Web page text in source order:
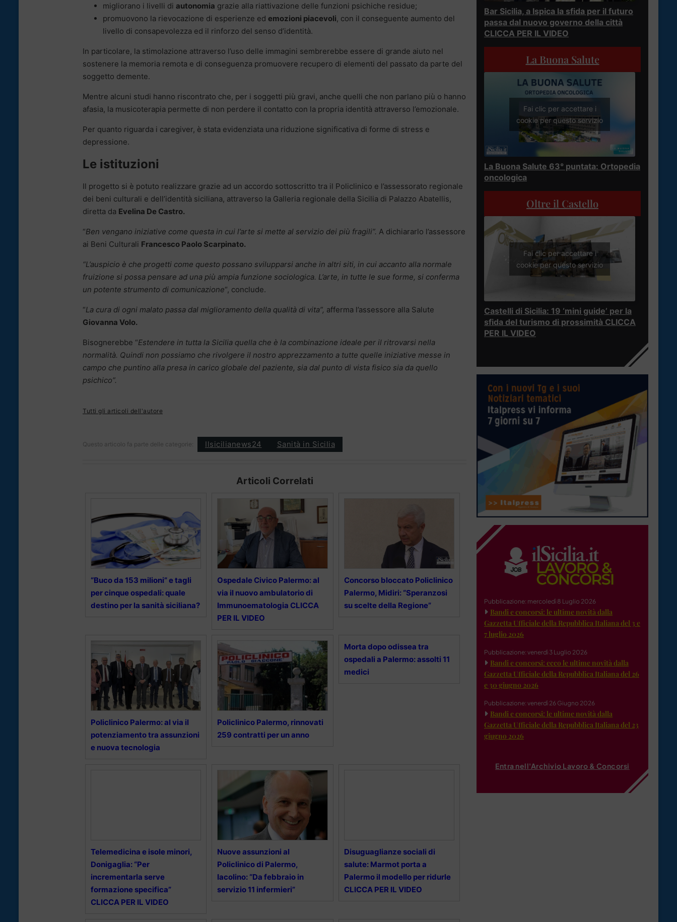
migliorano i livelli di autonomia grazie alla riattivazione delle funzioni psichiche residue;
promuovono la rievocazione di esperienze ed emozioni piacevoli, con il conseguente aumento del
livello di consapevolezza ed il rinforzo del senso d’identità.
In particolare, la stimolazione attraverso l’uso delle immagini sembrerebbe essere di grande aiuto nel
sostenere la memoria remota e di conseguenza promuovere recupero di elementi del passato da parte del
soggetto demente.
Mentre alcuni studi hanno riscontrato che, per i soggetti più gravi, anche quelli che non parlano più o hanno
afasia, la musicoterapia permette di non perdere il contatto con la propria identità attraverso l’emozionale.
Per quanto riguarda i caregiver, è stata evidenziata una riduzione significativa di forme di stress e
depressione.
Le istituzioni
Il progetto si è potuto realizzare grazie ad un accordo sottoscritto tra il Policlinico e l’assessorato regionale
dei beni culturali e dell’identità siciliana, attraverso la Galleria regionale della Sicilia di Palazzo Abatellis,
diretta da Evelina De Castro.
“Ben vengano iniziative come questa in cui l’arte si mette al servizio dei più fragili”. A dichiararlo l’assessore
ai Beni Culturali Francesco Paolo Scarpinato.
“L’auspicio è che progetti come questo possano svilupparsi anche in altri siti, in cui accanto alla normale
fruizione si possa pensare ad una più ampia funzione sociologica. L’arte, in tutte le sue forme, si conferma
un potente strumento di comunicazione“, conclude.
“La cura di ogni malato passa dal miglioramento della qualità di vita”, afferma l’assessore alla Salute
Giovanna Volo.
Bisognerebbe “Estendere in tutta la Sicilia quella che è la combinazione ideale per il ritrovarsi nella
normalità. Quindi non possiamo che rivolgere il nostro apprezzamento a tutte quelle iniziative messe in
campo che puntino alla presa in carico globale del paziente, sia dal punto di vista fisico sia da quello
psichico”.
Tutti gli articoli dell'autore
Questo articolo fa parte delle categorie: Ilsicilianews24 Sanità in Sicilia
Articoli Correlati
“Buco da 153 milioni” e tagli
per cinque ospedali: quale
destino per la sanità siciliana?
Ospedale Civico Palermo: al
via il nuovo ambulatorio di
Immunoematologia CLICCA
PER IL VIDEO
Concorso bloccato Policlinico
Palermo, Midiri: “Speranzosi
su scelte della Regione”
Policlinico Palermo: al via il
potenziamento tra assunzioni
e nuova tecnologia
Policlinico Palermo, rinnovati
259 contratti per un anno
Morta dopo odissea tra
ospedali a Palermo: assolti 11
medici
Telemedicina e isole minori,
Donigaglia: “Per
incrementarla serve
formazione specifica”
CLICCA PER IL VIDEO
Nuove assunzioni al
Policlinico di Palermo,
Iacolino: “Da febbraio in
servizio 11 infermieri”
Disuguaglianze sociali di
salute: Marmot porta a
Palermo il modello per ridurle
CLICCA PER IL VIDEO
Bar Sicilia, a Ispica la sfida per il futuro
passa dal nuovo governo della città
CLICCA PER IL VIDEO
La Buona Salute
Fai clic per accettare i
cookie per questo servizio
La Buona Salute 63° puntata: Ortopedia
oncologica
Oltre il Castello
Fai clic per accettare i
cookie per questo servizio
Castelli di Sicilia: 19 ‘mini guide’ per la
sfida del turismo di prossimità CLICCA
PER IL VIDEO
Pubblicazione: mercoledì 8 Luglio 2026
Bandi e concorsi: le ultime novità dalla
Gazzetta Ufficiale della Repubblica Italiana del 3 e
7 luglio 2026
Pubblicazione: venerdì 3 Luglio 2026
Bandi e concorsi: ecco le ultime novità dalla
Gazzetta Ufficiale della Repubblica Italiana del 26
e 30 giugno 2026
Pubblicazione: venerdì 26 Giugno 2026
Bandi e concorsi: le ultime novità dalla
Gazzetta Ufficiale della Repubblica Italiana del 23
giugno 2026
Entra nell'Archivio Lavoro & Concorsi